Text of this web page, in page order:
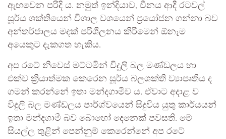
ඇඟවෙන පරිදි ය. නමුත් ඉන්දියාව, චීනය ආදී රටවල්
සූර්ය ශක්තියෙන් විශාල වශයෙන් ප්‍රයෝජන ගන්නා බව
අන්තර්ජාලය මදක් පරිශීලනය කිරීමෙන් ඕනෑම
අයෙකුට දැකගත හැකිය.
අප රටේ නිවෙස් මට්ටමින් විදුලි බල මණ්ඩලය හා
එක්ව ක්‍රියාත්මක කෙරෙන සූර්ය බලශක්ති ව්‍යාපෘතිය ද
ගමන් කරන්නේ ඉතා මන්දගාමීව ය. ඒවාට අදාළ ව
විදුලි බල මණ්ඩලය පාර්ශ්වයෙන් සිදුවිය යුතු කාර්යයන්
ඉතා මන්දගාමී බව බොහෝ දෙනෙක් පවසති. මේ
සියල්ල තුළින් පෙන්නුම් කෙරෙන්නේ අප රටේ